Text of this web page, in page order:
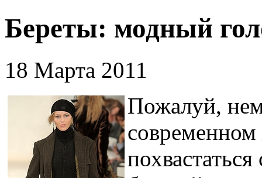
Береты: модный
18 Марта 2011
Пожалуй,
современном